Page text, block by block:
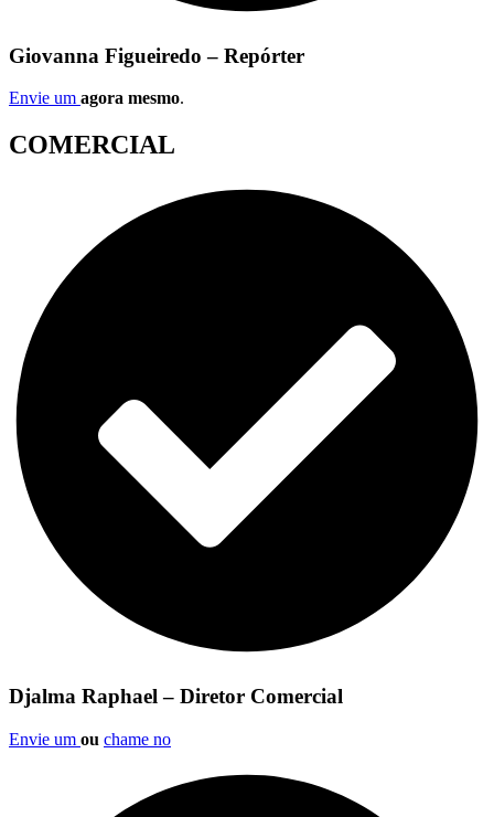
Giovanna Figueiredo – Repórter
Envie um agora mesmo.
COMERCIAL
Djalma Raphael – Diretor Comercial
Envie um ou chame no